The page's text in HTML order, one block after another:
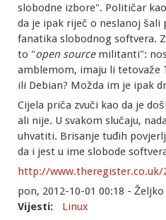
slobodne izbore". Političar
da je ipak riječ o neslanoj
fanatika slobodnog softvera.
to "open source militanti":
amblemom, imaju li tetovaže
ili Debian? Možda im je ipak
Cijela priča zvuči kao da je
ali nije. U svakom slučaju,
uhvatiti. Brisanje tuđih
da i jest u ime slobode
http://www.theregister.co.uk/
pon, 2012-10-01 00:18 -
Vijesti:
Linux